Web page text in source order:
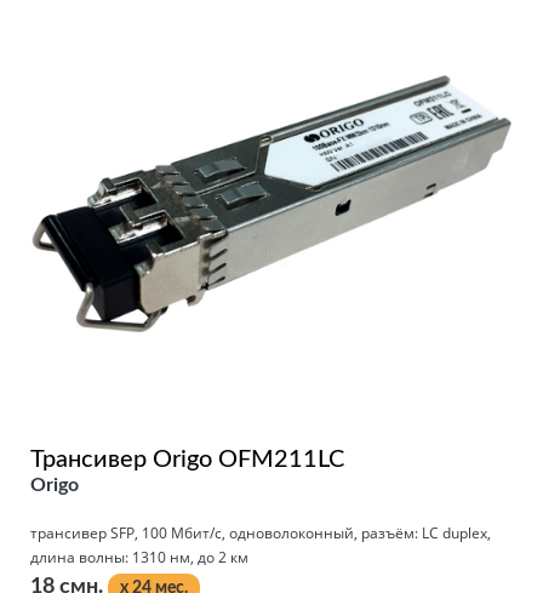
Трансивер Origo OFM211LC
Origo
трансивер SFP, 100 Мбит/с, одноволоконный, разъём: LC duplex,
длина волны: 1310 нм, до 2 км
18 смн.
x 24 мес.